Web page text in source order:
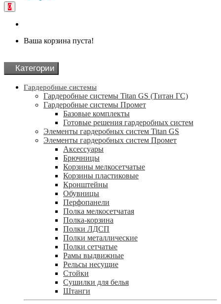
0
Ваша корзина пуста!
Категории
Гардеробные системы
Гардеробные системы Titan GS (Титан ГС)
Гардеробные системы Промет
Базовые комплекты
Готовые решения гардеробных систем
Элементы гардеробных систем Titan GS
Элементы гардеробных систем Промет
Аксессуары
Брючницы
Корзины мелкосетчатые
Корзины пластиковые
Кронштейны
Обувницы
Перфопанели
Полка мелкосетчатая
Полка-корзина
Полки ЛДСП
Полки металлические
Полки сетчатые
Рамы выдвижные
Рельсы несущие
Стойки
Сушилки для белья
Штанги